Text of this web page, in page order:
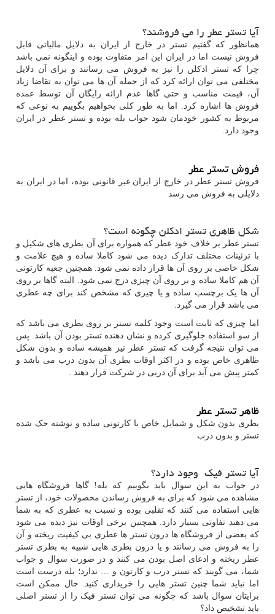
آیا تستر عطر را می فروشند؟
همانظور که گفتیم تستر در خارج از ایران به دلایل مالیاتی قابل
فروش نیست اما در ایران این امر متفاوت بوده و اینگونه نمی باشد
چرا که تستر ادکلن را نیز به فروش می رسانند و برای آن دلایل
مختلفی می توان ارائه کرد که از جمله آن ها می توان به تقاضا زیاد
آن، قیمت مناسب و حتی گاها عدم ارائه رایگان آن توسط عمده
فروش ها اشاره کرد. اما به طور کلی بخواهیم بگوییم به نوعی که
مربوط به کشور خودمان شود جواب بله بوده و تستر عطر در ایران
وجود دارد.
فروش تستر عطر
فروش تستر عطر در خارج از ایران غیر قانونی بوده، اما در ایران به
دلایلی به فروش می رسد
شکل ظاهری تستر ادکلن چگونه است؟
تستر عطر بر خلاف خود عطر که همواره برای آن بطری های شکیل و
با تزئینات مختلف تدارک دیده می شود کاملا ساده و هیچ علامت و
شکل خاصی بر روی آن ها قرار داده نمی شود. همچنین جعبه کارتونی
آن هم کاملا ساده و بر روی آن چیزی درج نمی شود. البته گاها بر روی
آن ها یک برچسب ساده و یا چیزی که مشخص کند برای چه عطری
می باشد قرار می گیرد.
اما چیزی که ثابت است وجود کلمه تستر بر روی بطری می باشد که
از سو استفاده جلوگیری کرده و نشان دهنده تستر بودن آن باشد. پس
می توان نتیجه گرفت که تستر عطر نیز همیشه ساده و بدون شکل
ظاهری خاص بوده و در اکثر اوقات بطری آن بدون درب می باشد و
کمتر پیش می آید برای آن دربی در شرکت قرار دهند .
ظاهر تستر عطر
بطری بدون شکل و شمایل خاص با کارتونی ساده و نوشته حک شده
تستر و بدون درب
آیا تستر فیک وجود دارد؟
در جواب به این سوال باید بگوییم که بله! گاها فروشگاه هایی
مشاهده می شود که برای به فروش رساندن محصولات خود، از تستر
هایی استفاده می کنند که تقلبی بوده و نسبت به عطری که به شما
می دهند تفاوتی بسیار دارد. همچنین برخی اوقات نیز دیده می شود
که بعضی از فروشگاه ها درون تستر ها عطری بی کیفیت ریخته و آن
را به فروش می رسانند و یا درون بطری هایی شبیه به بطری تستر
عطر ریخته و ادعای اصل بودن می کنند و در صورت سوال و جواب
شما، می گویند که تستر درب و کارتون و … ندارد؛ بله درست است
اما نباید شما چنین تستر هایی را خریداری کنید. حال ممکن است
برایتان سوال باشد که چگونه می توان تستر فیک را از تستر اصلی
باید تشخیص داد؟